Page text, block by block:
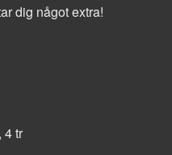
dig något extra!
4 tr